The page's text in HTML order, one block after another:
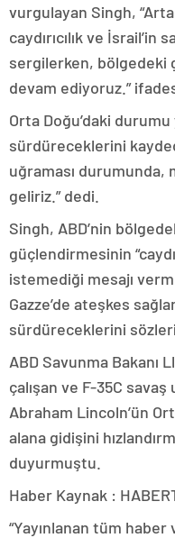
vurgulayan Singh,
caydırıcılık ve İsrail’in
sergilerken, bölgedeki
devam ediyoruz.”
Orta Doğu’daki
sürdüreceklerini
uğraması durumunda,
geliriz.” dedi.
Singh, ABD’nin
güçlendirmesinin
istemediği mesajı
Gazze’de ateşkes
sürdüreceklerini
ABD Savunma Bakanı
çalışan ve F-35C savaş
Abraham Lincoln’ün
alana gidişini
duyurmuştu.
Haber Kaynak :
“Yayınlanan tüm